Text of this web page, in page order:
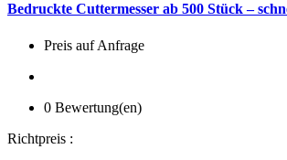
Bedruckte Cuttermesser ab 500 Stück –
Preis auf Anfrage
0 Bewertung(en)
Richtpreis :